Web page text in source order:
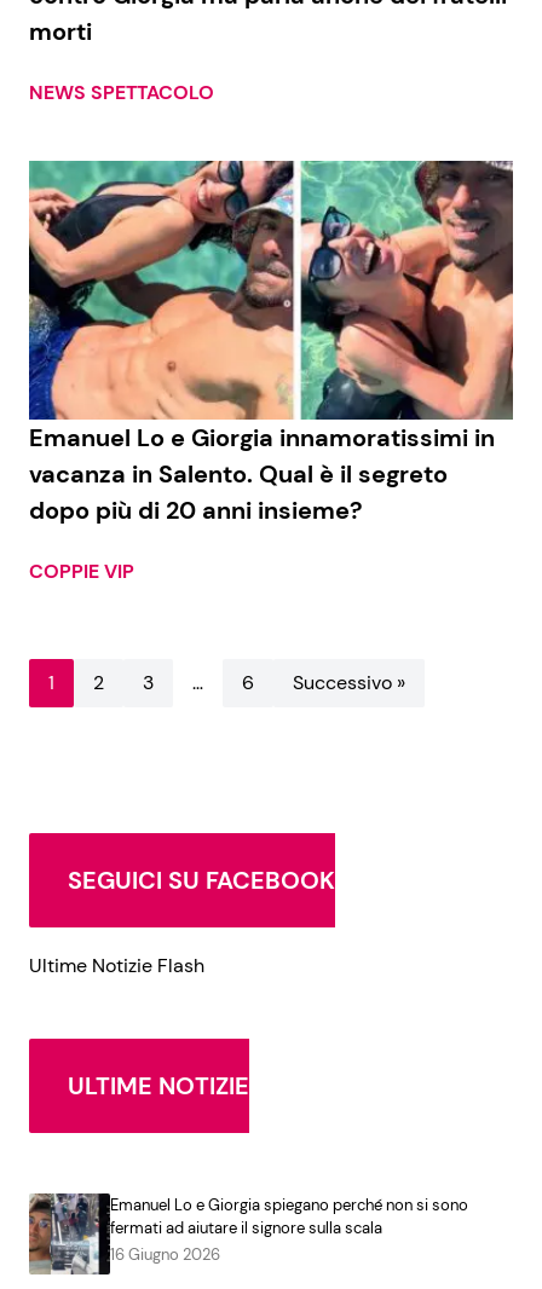
morti
NEWS SPETTACOLO
Emanuel Lo e Giorgia innamoratissimi in
vacanza in Salento. Qual è il segreto
dopo più di 20 anni insieme?
COPPIE VIP
1 2 3 … 6 Successivo »
SEGUICI SU FACEBOOK
Ultime Notizie Flash
ULTIME NOTIZIE
Emanuel Lo e Giorgia spiegano perché non si sono
fermati ad aiutare il signore sulla scala
16 Giugno 2026